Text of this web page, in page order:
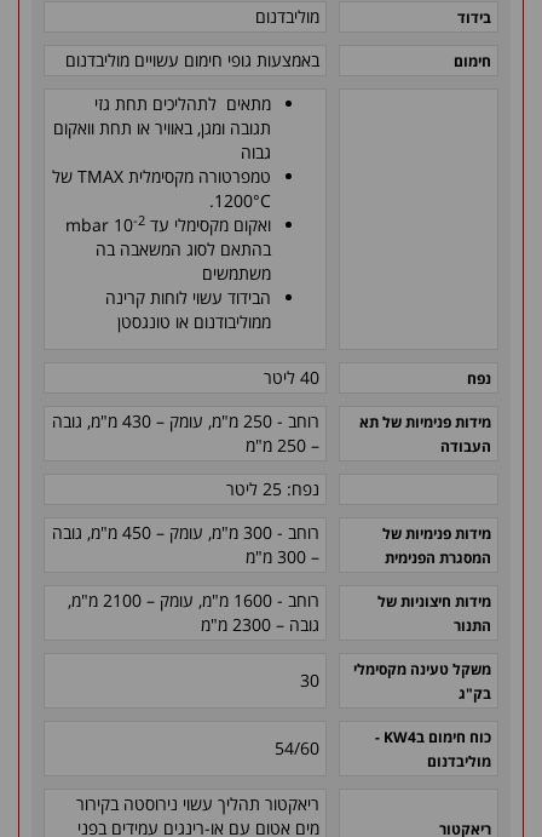
בידוד מוליבדנום
חימום
באמצעות גופי חימום עשויים מוליבדנום
מתאים לתהליכים תחת גזי
תגובה ומגן, באוויר או תחת וואקום
גבוה
טמפרטורה מקסימלית TMAX של
1200°C.
ואקום מקסימלי עד 10 -2
mbar
בהתאם לסוג המשאבה בה
משתמשים
הבידוד עשוי לוחות קרינה
ממוליבודנום או טונגסטן
נפח 40 ליטר
מידות פנימיות של תא
העבודה
רוחב - 250 מ"מ, עומק – 430 מ"מ, גובה
– 250 מ"מ
נפח: 25 ליטר
מידות פנימיות של
המסגרת הפנימית
רוחב - 300 מ"מ, עומק – 450 מ"מ, גובה
– 300 מ"מ
מידות חיצוניות של
התנור
רוחב - 1600 מ"מ, עומק – 2100 מ"מ,
גובה – 2300 מ"מ
משקל טעינה מקסימלי
בק"ג
30
כוח חימום בKW4
-
מוליבדנום
54/60
ריאקטור
ריאקטור תהליך עשוי נירוסטה בקירור
מים אטום עם או-רינגים עמידים בפני